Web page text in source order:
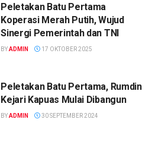
Peletakan Batu Pertama
Koperasi Merah Putih, Wujud
Sinergi Pemerintah dan TNI
BYADMIN 17 OKTOBER 2025
Peletakan Batu Pertama, Rumdin
Kejari Kapuas Mulai Dibangun
BYADMIN 30 SEPTEMBER 2024